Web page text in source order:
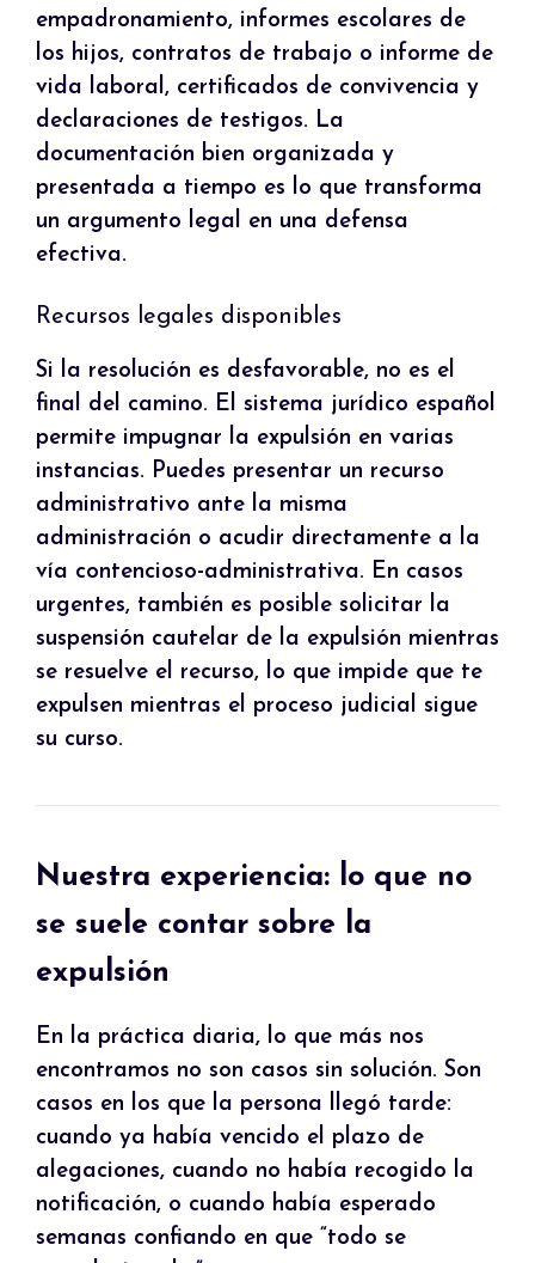
empadronamiento, informes escolares de
los hijos, contratos de trabajo o informe de
vida laboral, certificados de convivencia y
declaraciones de testigos. La
documentación bien organizada y
presentada a tiempo es lo que transforma
un argumento legal en una defensa
efectiva.
Recursos legales disponibles
Si la resolución es desfavorable, no es el
final del camino. El sistema jurídico español
permite impugnar la expulsión en varias
instancias. Puedes presentar un recurso
administrativo ante la misma
administración o acudir directamente a la
vía contencioso-administrativa. En casos
urgentes, también es posible solicitar la
suspensión cautelar de la expulsión mientras
se resuelve el recurso, lo que impide que te
expulsen mientras el proceso judicial sigue
su curso.
Nuestra experiencia: lo que no
se suele contar sobre la
expulsión
En la práctica diaria, lo que más nos
encontramos no son casos sin solución. Son
casos en los que la persona llegó tarde:
cuando ya había vencido el plazo de
alegaciones, cuando no había recogido la
notificación, o cuando había esperado
semanas confiando en que “todo se